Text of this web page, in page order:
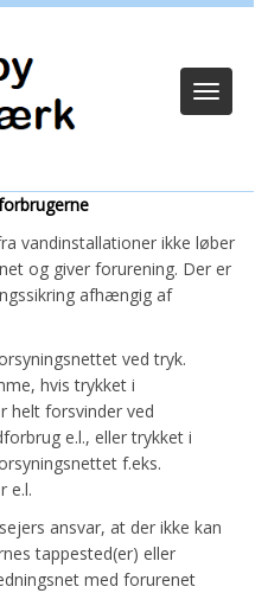
Toggle
vandinstallationer ikke løber
og giver forurening. Der er
afhængig af
ved tryk.
hvis trykket i
helt forsvinder ved
e.l., eller trykket i
f.eks.
e.l.
ansvar, at der ikke kan
tappested(er) eller
med forurenet